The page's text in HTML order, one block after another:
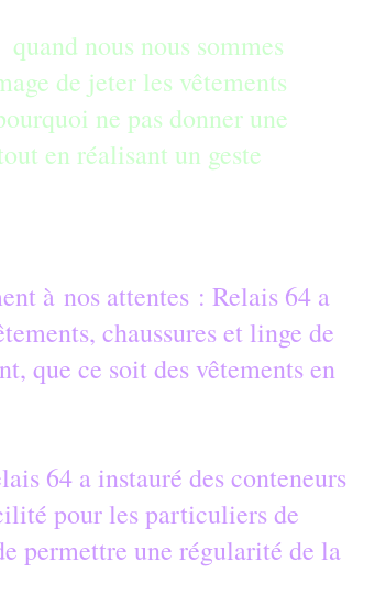
nous nous sommes
de jeter les vêtements
ne pas donner une
en réalisant un geste
à nos attentes : Relais 64 a
chaussures et linge de
que ce soit des vêtements en
64 a instauré des conteneurs
pour les particuliers de
permettre une régularité de la